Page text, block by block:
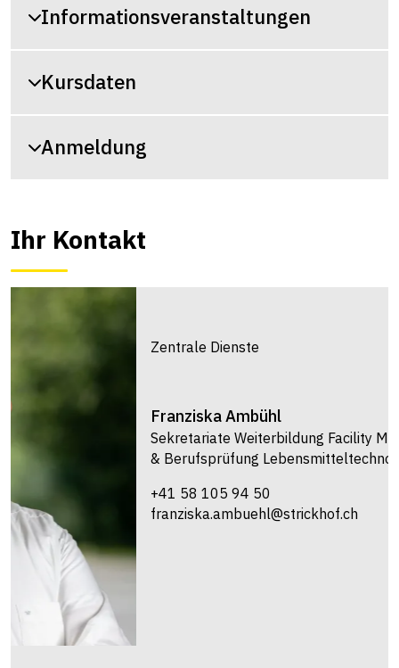
Informationsveranstaltungen
Kursdaten
Anmeldung
Ihr Kontakt
Franziska Ambühl
Sekretariate Weiterbildung Facility Management
& Berufsprüfung Lebensmitteltechnologie
franziska.ambuehl@strickhof.ch